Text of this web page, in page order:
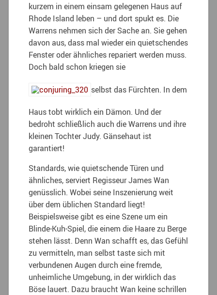
kurzem in einem einsam gelegenen Haus auf
Rhode Island leben – und dort spukt es. Die
Warrens nehmen sich der Sache an. Sie gehen
davon aus, dass mal wieder ein quietschendes
Fenster oder ähnliches repariert werden muss.
Doch bald schon kriegen sie
selbst das Fürchten. In dem
Haus tobt wirklich ein Dämon. Und der
bedroht schließlich auch die Warrens und ihre
kleinen Tochter Judy. Gänsehaut ist
garantiert!
Standards, wie quietschende Türen und
ähnliches, serviert Regisseur James Wan
genüsslich. Wobei seine Inszenierung weit
über dem üblichen Standard liegt!
Beispielsweise gibt es eine Szene um ein
Blinde-Kuh-Spiel, die einem die Haare zu Berge
stehen lässt. Denn Wan schafft es, das Gefühl
zu vermitteln, man selbst taste sich mit
verbundenen Augen durch eine fremde,
unheimliche Umgebung, in der wirklich das
Böse lauert. Dazu braucht Wan keine schrillen